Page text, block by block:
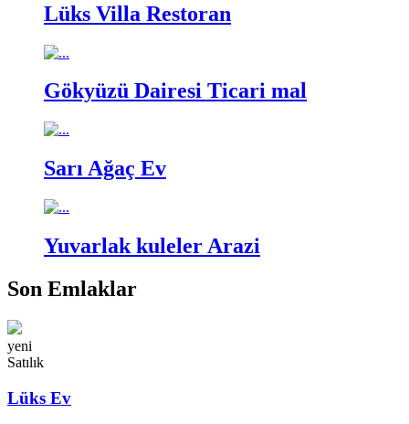
Lüks Villa Restoran
Gökyüzü Dairesi Ticari mal
Sarı Ağaç Ev
Yuvarlak kuleler Arazi
Son Emlaklar
yeni
Satılık
Lüks Ev